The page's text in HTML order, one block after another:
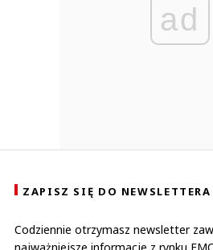
ad
ZAPISZ SIĘ DO NEWSLETTERA
Codziennie otrzymasz newsletter